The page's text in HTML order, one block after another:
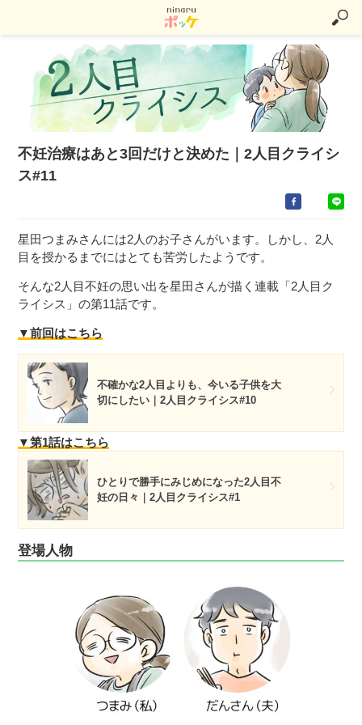
不妊治療はあと3回だけと決めた｜2人目クライシ
ス#11
星田つまみさんには2人のお子さんがいます。しかし、2人
目を授かるまでにはとても苦労したようです。
そんな2人目不妊の思い出を星田さんが描く連載「2人目ク
ライシス」の第11話です。
▼前回はこちら
不確かな2人目よりも、今いる子供を大
切にしたい｜2人目クライシス#10
▼第1話はこちら
ひとりで勝手にみじめになった2人目不
妊の日々｜2人目クライシス#1
登場人物